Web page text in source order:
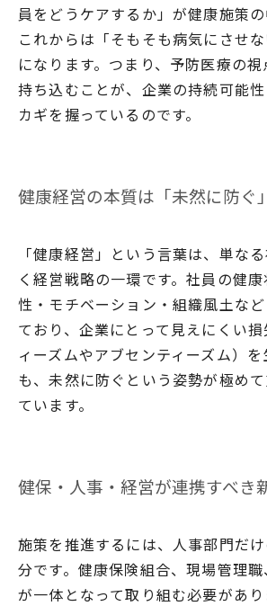
員をどうケアするか」が健康施策の
これからは「そもそも病気にさせ
になります。つまり、予防医療の
持ち込むことが、企業の持続可能
カギを握っているのです。
健康経営の本質は「未然に防ぐ
「健康経営」という言葉は、単な
く経営戦略の一環です。社員の健
性・モチベーション・組織風土な
ており、企業にとって見えにくい
ィーズムやアブセンティーズム）
も、未然に防ぐという姿勢が極め
ています。
健保・人事・経営が連携すべき
施策を推進するには、人事部門だ
分です。健康保険組合、現場管理
が一体となって取り組む必要があり